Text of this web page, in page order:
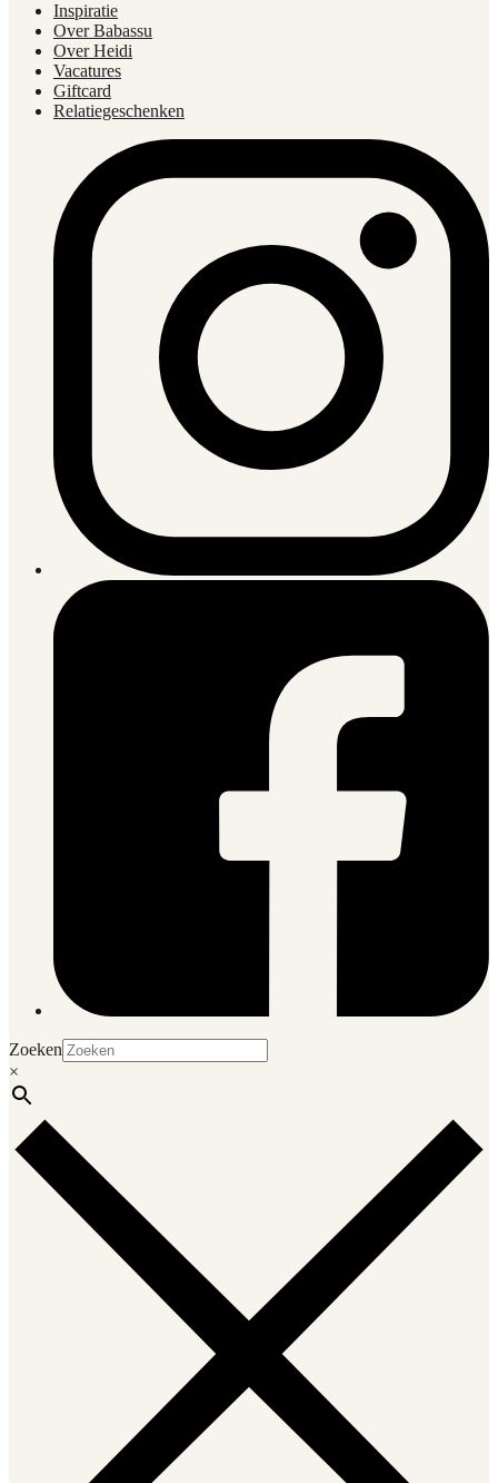
Inspiratie
Over Babassu
Over Heidi
Vacatures
Giftcard
Relatiegeschenken
Zoeken
×